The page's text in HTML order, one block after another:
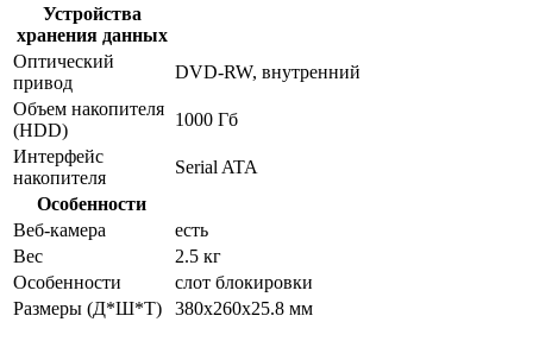
Устройства
хранения данных
Оптический
привод
DVD-RW, внутренний
Объем накопителя
(HDD)
1000 Гб
Интерфейс
накопителя
Serial ATA
Особенности
Веб-камера
есть
Вес
2.5 кг
Особенности
слот блокировки
Размеры (Д*Ш*Т)
380x260x25.8 мм